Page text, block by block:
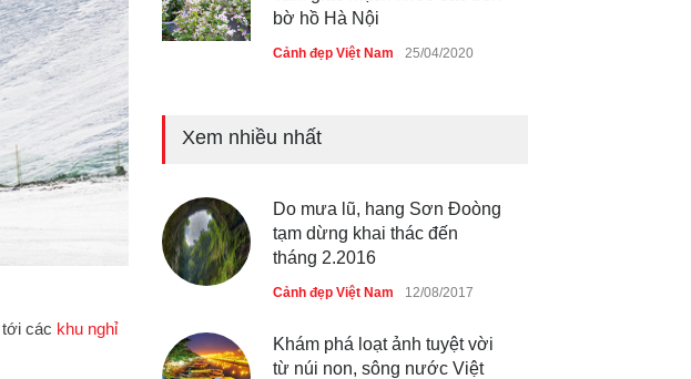
tới các khu nghỉ
bờ hồ Hà Nội
Cảnh đẹp Việt Nam 25/04/2020
du lịch quốc gia
Những món ăn đồng quê dân
dã ở Sài Gòn
Cảnh đẹp Việt Nam
Xem nhiều nhất
Do mưa lũ, hang Sơn Đoòng
tạm dừng khai thác đến
tháng 2.2016
Cảnh đẹp Việt Nam 12/08/2017
Khám phá loạt ảnh tuyệt vời
từ núi non, sông nước Việt